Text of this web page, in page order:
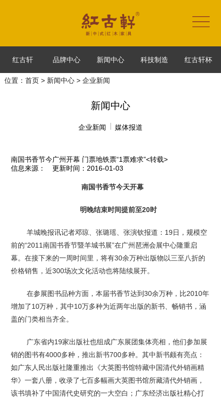
红古轩 品牌中心 新闻中心 科技制造 红古轩杯
位置： 首页> 新闻中心> 企业新闻
新闻中心
企业新闻 媒体报道
南国书香节今广州开幕 门票地铁票“1票难求”<转载>
信息来源：
更新时间：2016-01-03
南国书香节今天开幕
明晚结束时间提前至20时
羊城晚报讯记者邓琼、张璐瑶、张演钦报道：19日，规模空
前的“2011南国书香节暨羊城书展”在广州琶洲会展中心隆重启
幕。在接下来的一周时间里，将有30余万种出版物以三至八折的
价格销售，近300场次文化活动也将陆续展开。
在参展图书品种方面，本届书香节达到30余万种，比2010年
增加了10万种，其中10万多种为近两年出版的新书、畅销书，涵
盖的门类相当齐全。
广东省内19家出版社也组成广东展团集体亮相，他们参加展
销的图书有4000多种，推出新书700多种。其中新书颇有亮点：
如广东人民出版社隆重推出《大英图书馆特藏中国清代外销画精
华》一套八册，收录了七百多幅画大英图书馆所藏清代外销画，
该书填补了中国清代史研究的一大空白；广东经济出版社精心打